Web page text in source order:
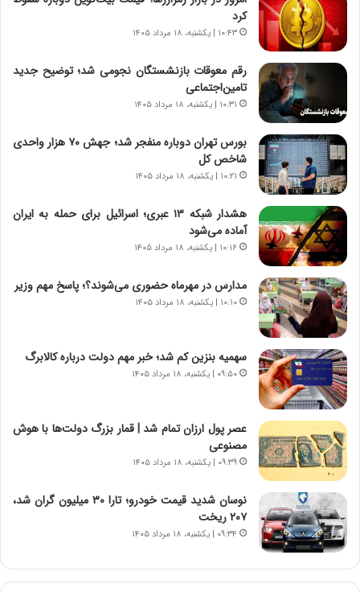
،
ه
ی
چ
گ
ا
ه
ج
ز
ا
ی
ن
ج
ن
گ
،
ن
ت
و
ن
س
ت
ه
د
ر
م
ق
ا
ل
چ
ن
ی
ن
کرد
۱۰:۴۳ | یکشنبه، ۱۸ مرداد ۱۴۰۵
رقم معوقات بازنشستگان نجومی شد؛ توضیح جدید
تامین‌اجتماعی
۱۰:۳۱ | یکشنبه، ۱۸ مرداد ۱۴۰۵
بورس تهران دوباره منفجر شد؛ جهش ۷۰ هزار واحدی
شاخص کل
۱۰:۲۱ | یکشنبه، ۱۸ مرداد ۱۴۰۵
هشدار شبکه ۱۳ عبری؛ اسرائیل برای حمله به ایران
آماده می‌شود
۱۰:۱۶ | یکشنبه، ۱۸ مرداد ۱۴۰۵
مدارس در مهرماه حضوری می‌شوند؟؛ پاسخ مهم وزیر
۱۰:۱۰ | یکشنبه، ۱۸ مرداد ۱۴۰۵
سهمیه بنزین کم شد؛ خبر مهم دولت درباره کالابرگ
۰۹:۵۰ | یکشنبه، ۱۸ مرداد ۱۴۰۵
عصر پول ارزان تمام شد | قمار بزرگ دولت‌ها با هوش
مصنوعی
۰۹:۳۹ | یکشنبه، ۱۸ مرداد ۱۴۰۵
نوسان شدید قیمت خودرو؛ تارا ۳۰ میلیون گران شد،
۲۰۷ ریخت
۰۹:۳۴ | یکشنبه، ۱۸ مرداد ۱۴۰۵